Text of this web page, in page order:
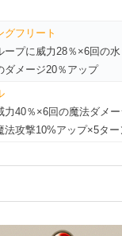
グフリート
ープに威力28％×6回の
メージ20％アップ
力40％×6回の魔法ダメ
法攻撃10%アップ×5ター